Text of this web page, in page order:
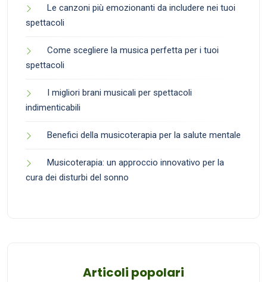
Le canzoni più emozionanti da includere nei tuoi
spettacoli
Come scegliere la musica perfetta per i tuoi
spettacoli
I migliori brani musicali per spettacoli
indimenticabili
Benefici della musicoterapia per la salute mentale
Musicoterapia: un approccio innovativo per la
cura dei disturbi del sonno
Articoli popolari